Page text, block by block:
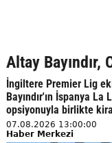
Altay Bayındır,
İngiltere Premier Lig
Bayındır'ın İspanya
opsiyonuyla birlikte
07.08.2026 13:00:00
Haber Merkezi